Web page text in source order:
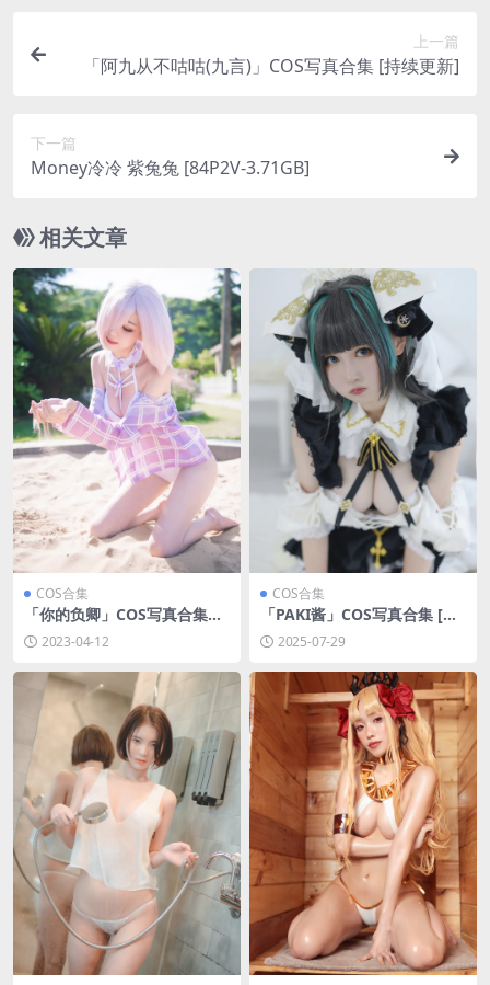
上一篇
「阿九从不咕咕(九言)」COS写真合集 [持续更新]
下一篇
Money冷冷 紫兔兔 [84P2V-3.71GB]
相关文章
COS合集
「你的负卿」COS写真合集
[持续更新]
2023-04-12
COS合集
「PAKI酱」COS写真合集 [持
续更新]
2025-07-29